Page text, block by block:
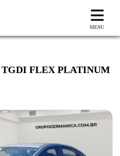
MENU
TGDI FLEX PLATINUM